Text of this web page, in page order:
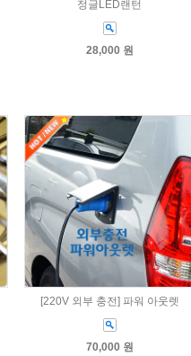
정글LED랜턴
28,000 원
[220V 외부 충전] 파워 아웃렛
70,000 원